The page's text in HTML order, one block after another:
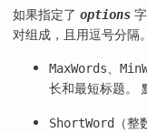
如果指定了 options
对组成，且用逗号分隔
MaxWords、
长和最短标题。
ShortWord
（